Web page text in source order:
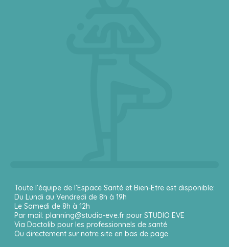
Toute l’équipe de l’Espace Santé et Bien-Etre est disponible:
Du Lundi au Vendredi de 8h à 19h
Le Samedi de 8h à 12h
Par mail: planning@studio-eve.fr pour STUDIO EVE
Via Doctolib pour les professionnels de santé
Ou directement sur notre site en bas de page